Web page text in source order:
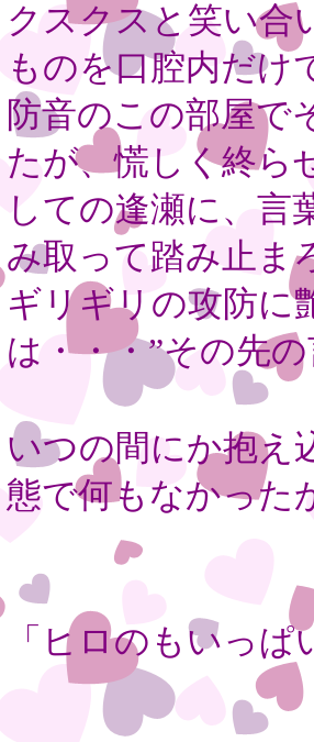
クスクスと笑い合
ものを口腔内だけ
防音のこの部屋で
たが、慌しく終ら
しての逢瀬に、言
み取って踏み止ま
ギリギリの攻防に
は・・・”その先
いつの間にか抱え
態で何もなかった
「ヒロのもいっ